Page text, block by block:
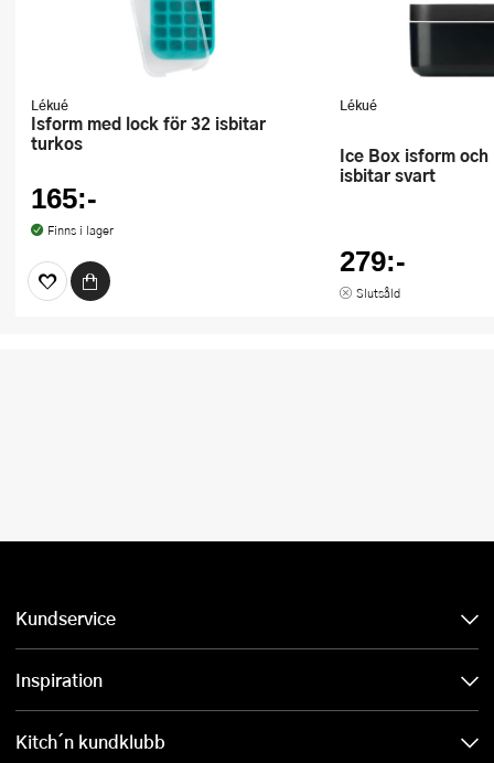
Lékué
Isform med lock för 32 isbitar
turkos
165:-
Finns i lager
Lékué
Ice Box isform och islåda för
isbitar svart
279:-
Slutsåld
Kundservice
Inspiration
Kitch´n kundklubb